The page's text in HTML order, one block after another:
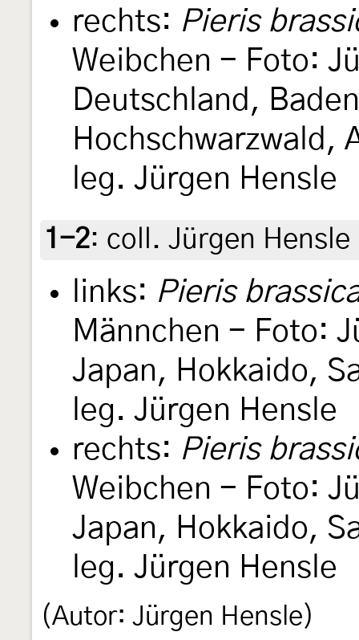
rechts: Pieris
Weibchen - Foto:
Deutschland,
Hochschwarzwald,
leg. Jürgen Hensle
1-2: coll. Jürgen Hensle
links: Pieris
Männchen - Foto:
Japan, Hokkaido,
leg. Jürgen Hensle
rechts: Pieris
Weibchen - Foto:
Japan, Hokkaido,
leg. Jürgen Hensle
(Autor: Jürgen Hensle)